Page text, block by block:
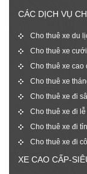
CÁC DỊCH VỤ
Cho thuê xe du
Cho thuê xe cưới
Cho thuê xe cao
Cho thuê xe
Cho thuê xe đi
Cho thuê xe đi lễ
Cho thuê xe đi
Cho thuê xe đi
XE CAO CẤP-